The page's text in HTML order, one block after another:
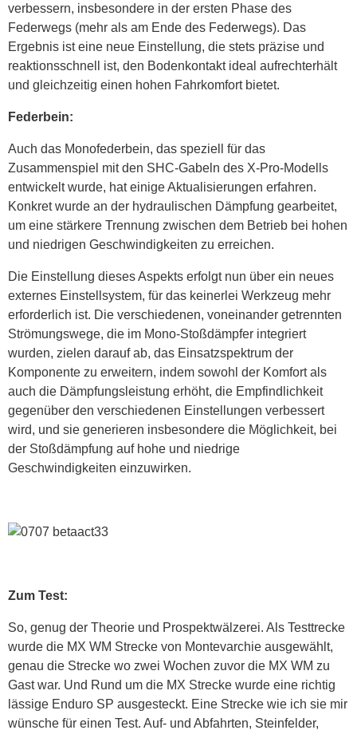
verbessern, insbesondere in der ersten Phase des
Federwegs (mehr als am Ende des Federwegs). Das
Ergebnis ist eine neue Einstellung, die stets präzise und
reaktionsschnell ist, den Bodenkontakt ideal aufrechterhält
und gleichzeitig einen hohen Fahrkomfort bietet.
Federbein:
Auch das Monofederbein, das speziell für das
Zusammenspiel mit den SHC-Gabeln des X-Pro-Modells
entwickelt wurde, hat einige Aktualisierungen erfahren.
Konkret wurde an der hydraulischen Dämpfung gearbeitet,
um eine stärkere Trennung zwischen dem Betrieb bei hohen
und niedrigen Geschwindigkeiten zu erreichen.
Die Einstellung dieses Aspekts erfolgt nun über ein neues
externes Einstellsystem, für das keinerlei Werkzeug mehr
erforderlich ist. Die verschiedenen, voneinander getrennten
Strömungswege, die im Mono-Stoßdämpfer integriert
wurden, zielen darauf ab, das Einsatzspektrum der
Komponente zu erweitern, indem sowohl der Komfort als
auch die Dämpfungsleistung erhöht, die Empfindlichkeit
gegenüber den verschiedenen Einstellungen verbessert
wird, und sie generieren insbesondere die Möglichkeit, bei
der Stoßdämpfung auf hohe und niedrige
Geschwindigkeiten einzuwirken.
Zum Test:
So, genug der Theorie und Prospektwälzerei. Als Testtrecke
wurde die MX WM Strecke von Montevarchie ausgewählt,
genau die Strecke wo zwei Wochen zuvor die MX WM zu
Gast war. Und Rund um die MX Strecke wurde eine richtig
lässige Enduro SP ausgesteckt. Eine Strecke wie ich sie mir
wünsche für einen Test. Auf- und Abfahrten, Steinfelder,